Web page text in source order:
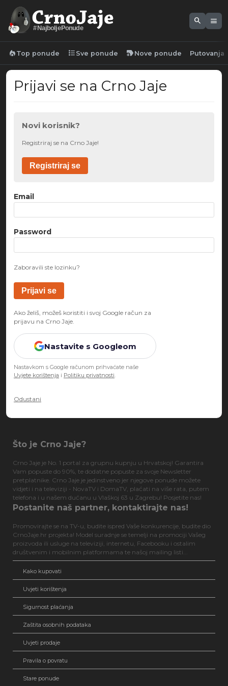
#NajboljePonude
search menu
local_fire_department Top ponude format_list_bulleted Sve ponude new_label Nove ponude Putovanja
Prijavi se na Crno Jaje
Novi korisnik?
Registriraj se na Crno Jaje!
Registriraj se
Email
Password
Zaboravili ste lozinku?
Ako želiš, možeš koristiti i svoj Google račun za
prijavu na Crno Jaje.
Nastavite s Googleom
Nastavkom s Google računom prihvaćate naše
Uvjete korištenja i Politiku privatnosti.
Odustani
Što je Crno Jaje?
Crno Jaje je No. 1 portal za grupnu kupnju u Hrvatskoj! Garantira
Vam popuste do 90%, te dodatne popuste za svoje Newsletter
pretplatnike. Crno Jaje je jedinstveno jer njegove ponude možete
vidjeti i na televiziji - NovaTV i DomaTV, plaćati na više rata, putem
telefona i u našem dućanu u Vlaškoj 63 u Zagrebu! Posjetite nas!
Postanite naš partner, kontaktirajte nas!
Promovirajte se na TV-u, budite ispred Vaše konkurencije, budite dio
CrnoJaje.hr projekta! Model suradnje se temelji na promociji Vašeg
proizvoda ili usluge na televiziji, internetu, Facebooku i ostalim
društvenim i mobilnim platformama te našoj mailing listi...
Kako kupovati
Uvjeti korištenja
Sigurnost plaćanja
Zaštita osobnih podataka
Uvjeti prodaje
Pravila o povratu
Stare ponude